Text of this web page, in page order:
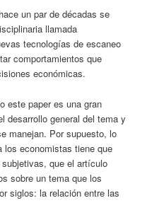
un par de décadas se
llamada
tecnologías de escaneo
comportamientos que
económicas.
este paper es una gran
desarrollo general del tema y
manejan. Por supuesto, lo
los economistas tiene que
que el artículo
sobre un tema que los
siglos: la relación entre las